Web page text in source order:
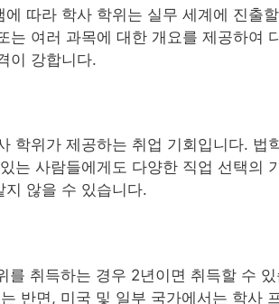
따라 학사 학위는 실무 세계에 진출
여러 과목에 대한 개요를 제공하여
이 강합니다.
학위가 제공하는 취업 기회입니다. 법
는 사람들에게도 다양한 직업 선택의
않을 수 있습니다.
취득하는 경우 2년이면 취득할 수
반면, 미국 및 일부 국가에서는 학사